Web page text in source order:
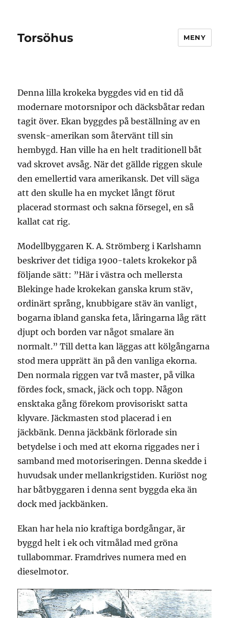
Torsöhus MENY
Denna lilla krokeka byggdes vid en tid då
modernare motorsnipor och däcksbåtar redan
tagit över. Ekan byggdes på beställning av en
svensk-amerikan som återvänt till sin
hembygd. Han ville ha en helt traditionell båt
vad skrovet avsåg. När det gällde riggen skule
den emellertid vara amerikansk. Det vill säga
att den skulle ha en mycket långt förut
placerad stormast och sakna försegel, en så
kallat cat rig.
Modellbyggaren K. A. Strömberg i Karlshamn
beskriver det tidiga 1900-talets krokekor på
följande sätt: ”Här i västra och mellersta
Blekinge hade krokekan ganska krum stäv,
ordinärt språng, knubbigare stäv än vanligt,
bogarna ibland ganska feta, låringarna låg rätt
djupt och borden var något smalare än
normalt.” Till detta kan läggas att kölgångarna
stod mera upprätt än på den vanliga ekorna.
Den normala riggen var två master, på vilka
fördes fock, smack, jäck och topp. Någon
ensktaka gång förekom provisoriskt satta
klyvare. Jäckmasten stod placerad i en
jäckbänk. Denna jäckbänk förlorade sin
betydelse i och med att ekorna riggades ner i
samband med motoriseringen. Denna skedde i
huvudsak under mellankrigstiden. Kuriöst nog
har båtbyggaren i denna sent byggda eka än
dock med jackbänken.
Ekan har hela nio kraftiga bordgångar, är
byggd helt i ek och vitmålad med gröna
tullabommar. Framdrives numera med en
dieselmotor.